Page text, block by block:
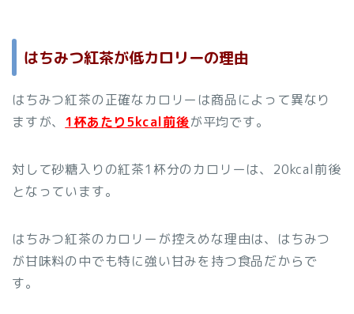
はちみつ紅茶が低カロリーの理由
はちみつ紅茶の正確なカロリーは商品によって異なり
ますが、 1杯あたり5kcal前後が平均です。
対して砂糖入りの紅茶1杯分のカロリーは、20kcal前後
となっています。
はちみつ紅茶のカロリーが控えめな理由は、はちみつ
が甘味料の中でも特に強い甘みを持つ食品だからで
す。